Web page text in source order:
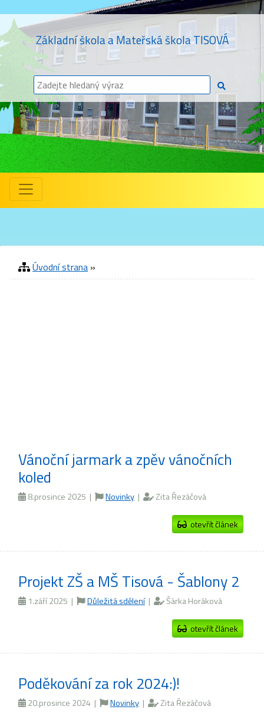
Základní škola a Mateřská škola TISOVÁ
Úvodní strana »
Vánoční jarmark a zpěv vánočních
koled
8.prosince 2025 | Novinky | Zita Řezáčová
otevřít článek
Projekt ZŠ a MŠ Tisová - Šablony 2
1.září 2025 | Důležitá sdělení| Šárka Horáková
otevřít článek
Poděkování za rok 2024:)!
20.prosince 2024 | Novinky | Zita Řezáčová